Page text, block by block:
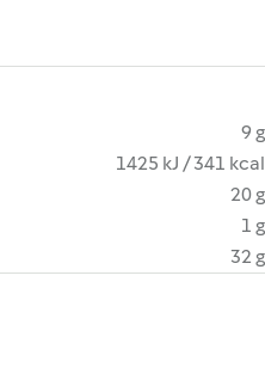
9 g
1425 kJ / 341 kcal
20 g
1 g
32 g